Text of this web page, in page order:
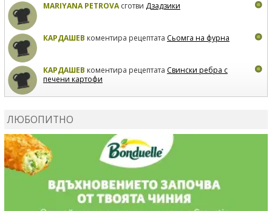
MARIYANA PETROVAсготви Дзадзики
КАРДАШЕВ коментира рецептата Сьомга на фурна
КАРДАШЕВ коментира рецептата Свински ребра с
печени картофи
MARINA_VITAкоментира рецептатаКиноа със
зеленчуци
ЛЮБОПИТНО